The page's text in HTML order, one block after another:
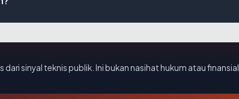
sinyal teknis publik. Ini bukan nasihat hukum atau finansial.